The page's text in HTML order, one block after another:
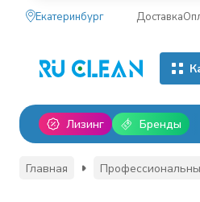
Екатеринбург Доставка
Лизинг Бренды
Главная